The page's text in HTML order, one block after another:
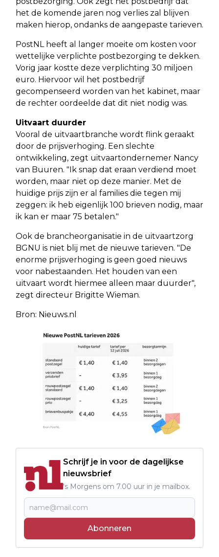
het de komende jaren nog verlies zal blijven
maken hierop, ondanks de aangepaste tarieven.
PostNL heeft al langer moeite om kosten voor
wettelijke verplichte postbezorging te dekken.
Vorig jaar kostte deze verplichting 30 miljoen
euro. Hiervoor wil het postbedrijf
gecompenseerd worden van het kabinet, maar
de rechter oordeelde dat dit niet nodig was.
Uitvaart duurder
Vooral de uitvaartbranche wordt flink geraakt
door de prijsverhoging. Een slechte
ontwikkeling, zegt uitvaartondernemer Nancy
van Buuren. "Ik snap dat eraan verdiend moet
worden, maar niet op deze manier. Met de
huidige prijs zijn er al families die tegen mij
zeggen: ik heb eigenlijk 100 brieven nodig, maar
ik kan er maar 75 betalen."
Ook de brancheorganisatie in de uitvaartzorg
BGNU is niet blij met de nieuwe tarieven. "De
enorme prijsverhoging is geen goed nieuws
voor nabestaanden. Het houden van een
uitvaart wordt hiermee alleen maar duurder",
zegt directeur Brigitte Wieman.
Bron: Nieuws.nl
Schrijf je in voor de dagelijkse
nieuwsbrief
's Morgens om 7.00 uur in je mailbox.
Abonneren